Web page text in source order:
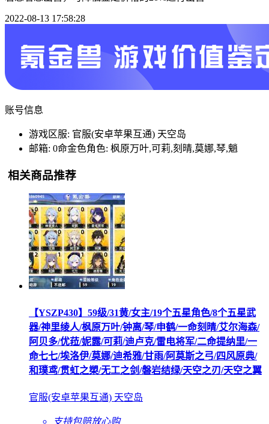
2022-08-13 17:58:28
账号信息
游戏区服: 官服(安卓苹果互通) 天空岛
邮箱: 0命金色角色: 枫原万叶,可莉,刻晴,莫娜,琴,魈
相关商品推荐
【YSZP430】59级/31黄/女主/19个五星角色/8个五星武
器/神里绫人/枫原万叶/钟离/琴/申鹤/一命刻晴/艾尔海森/
阿贝多/优菈/妮露/可莉/迪卢克/雷电将军/二命提纳里/一
命七七/埃洛伊/莫娜/迪希雅/甘雨/阿莫斯之弓/四风原典/
和璞鸢/贯虹之槊/无工之剑/磐岩结绿/天空之刃/天空之翼
官服(安卓苹果互通) 天空岛
支持包赔放心购